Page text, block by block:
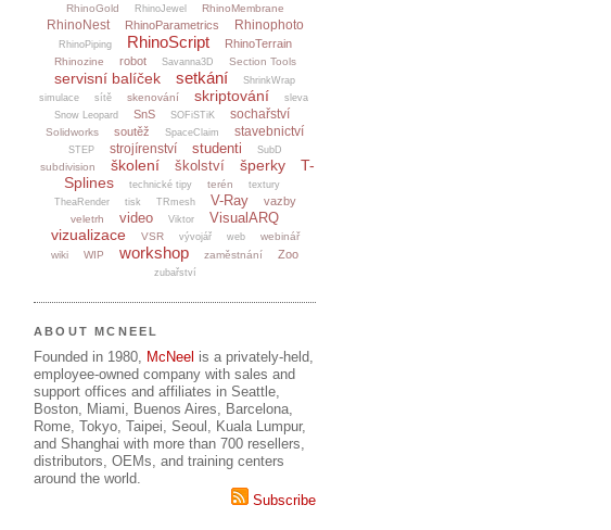
RhinoGold
RhinoJewel RhinoMembrane
RhinoNest RhinoParametrics Rhinophoto
RhinoPiping RhinoScript RhinoTerrain
Rhinozine robot Savanna3D Section Tools
servisní balíček setkání
ShrinkWrap
simulace
sítě skenování skriptování
sleva
Snow Leopard
SnS SOFiSTiK sochařství
Solidworks soutěž SpaceClaim stavebnictví
STEP strojírenství studenti SubD
subdivision školení školství šperky
T-
Splines
technické tipy terén
textury
TheaRender
tisk TRmesh V-Ray vazby
veletrh video Viktor VisualARQ
vizualizace VSR vývojář web
webinář
wiki
WIP workshop zaměstnání Zoo
zubařství
ABOUT MCNEEL
Founded in 1980, McNeel is a privately-held,
employee-owned company with sales and
support offices and affiliates in Seattle,
Boston, Miami, Buenos Aires, Barcelona,
Rome, Tokyo, Taipei, Seoul, Kuala Lumpur,
and Shanghai with more than 700 resellers,
distributors, OEMs, and training centers
around the world.
Subscribe